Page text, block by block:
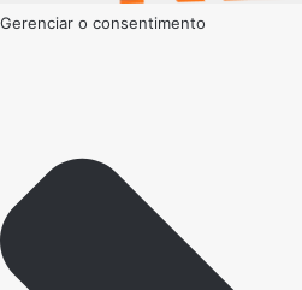
Gerenciar o consentimento